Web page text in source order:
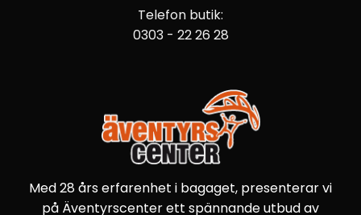
Telefon butik:
0303 - 22 26 28
Med 28 års erfarenhet i bagaget, presenterar vi
på Äventyrscenter ett spännande utbud av